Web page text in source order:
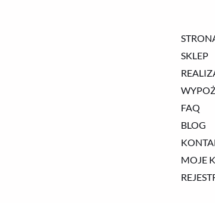
SKLEP
FAQ
BLOG
MOJE